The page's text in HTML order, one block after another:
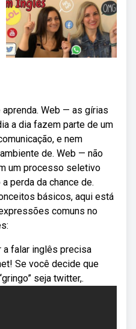
Web — as gírias
a dia fazem parte de um
e nem
de. Web — não
um processo seletivo
perda da chance de.
básicos, aqui está
comuns no
a falar inglês precisa
Se você decide que
seja twitter,.